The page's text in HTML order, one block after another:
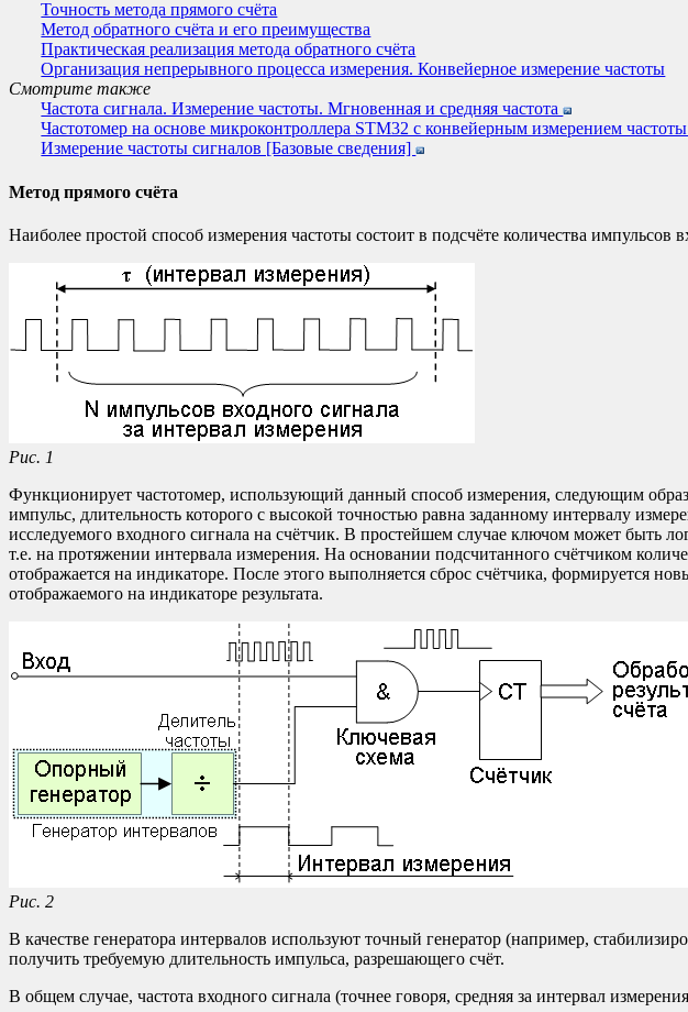
Точность метода прямого счёта
Метод обратного счёта и его преимущества
Практическая реализация метода обратного счёта
Организация непрерывного процесса измерения. Конвейерное измерение частоты
Смотрите также
Частота сигнала. Измерение частоты. Мгновенная и средняя частота
Частотомер на основе микроконтроллера STM32 с конвейерным измерением
Измерение частоты сигналов [Базовые сведения]
Метод прямого счёта
Наиболее простой способ измерения частоты состоит в подсчёте количества
Рис. 1
Функционирует частотомер, использующий данный способ измерения, следующим
импульс, длительность которого с высокой точностью равна заданному интервалу
исследуемого входного сигнала на счётчик. В простейшем случае ключом может быть
т.е. на протяжении интервала измерения. На основании подсчитанного счётчиком
отображается на индикаторе. После этого выполняется сброс счётчика, формируется
отображаемого на индикаторе результата.
Рис. 2
В качестве генератора интервалов используют точный генератор (например,
получить требуемую длительность импульса, разрешающего счёт.
В общем случае, частота входного сигнала (точнее говоря, средняя за интервал